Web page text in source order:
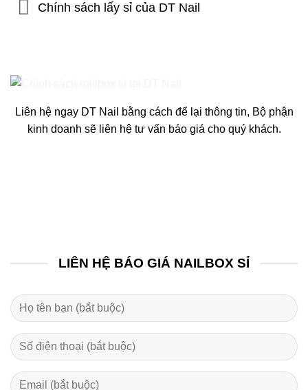
Chính sách lấy sỉ của DT Nail
Liên hệ ngay DT Nail bằng cách để lại thông tin, Bộ phận
kinh doanh sẽ liên hệ tư vấn báo giá cho quý khách.
LIÊN HỆ BÁO GIÁ NAILBOX SỈ